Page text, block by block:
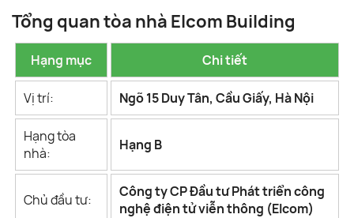
Tổng quan tòa nhà Elcom Building
Hạng mục Chi tiết
Vị trí: Ngõ 15 Duy Tân, Cầu Giấy, Hà Nội
Hạng tòa
nhà:
Hạng B
Chủ đầu tư:
Công ty CP Đầu tư Phát triển công
nghệ điện tử viễn thông (Elcom)